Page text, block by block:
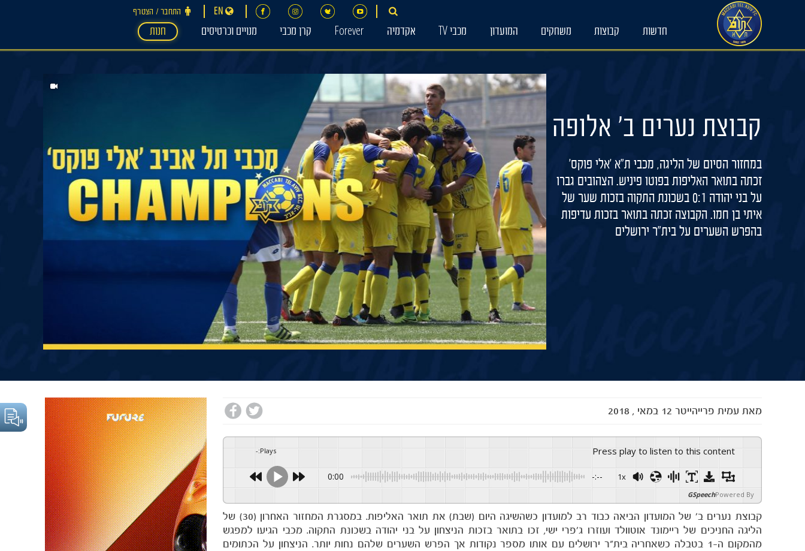
התחבר ‪/‬ הצטרף EN
חדשות קבוצות משחקים המועדון מכבי TV אקדמיה Forever קרן מכבי מנויים וכרטיסים חנות
קבוצת נערים ב׳ אלופה
במחזור הסיום של הליגה, מכבי ת״א ׳אלי פוקס׳
זכתה בתואר האליפות בפוטו פיניש. הצהובים גברו
על בני יהודה 0:1 בשכונת התקוה בזכות שער של
איתי בן חמו. הקבוצה זכתה בתואר בזכות עדיפות
בהפרש השערים על בית״ר ירושלים
מאת עמית פרייהייטר 12 במאי , 2018
Press play to listen to this content
Plays
:
-
0:00 -:-- 1x
Powered By
GSpeech
קבוצת נערים ב׳ של המועדון הביאה כבוד רב למועדון כשהשיגה היום (שבת) את תואר האליפות. במסגרת המחזור האחרון (30) של
הליגה החניכים של ריימונד אוטוולד ועוזרו ג׳פרי ישי, זכו בתואר בזכות הניצחון על בני יהודה בשכונת התקוה. מכבי הגיעו למפגש
מהמקום ה-1 בטבלה כשאחריה בית״ר ירושלים עם אותו מספר נקודות אך הפרש השערים שלהם נחות יותר. הניצחון על הכתומים